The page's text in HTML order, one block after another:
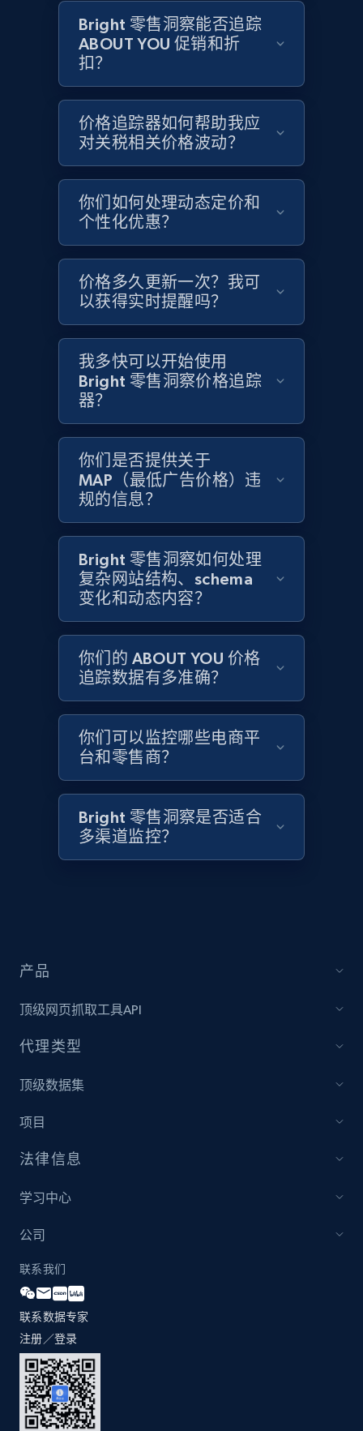
Google Shopping - collects products from
web using keywords
URL, Product id, Title, Product description,
Rating, Reviews count, Images, Variations, and
more.
2.4K+ 199+ 立即开始
Amazon products global dataset
Title, Seller name, Brand, Description, Initial
price, Currency, Availability, Reviews count, and
Amazon products global dataset - Collects
products by specific category URL
Title, Seller name, Brand, Description, Initial
price, Currency, Availability, Reviews count, and
2.1K+ 375+ 立即开始
Amazon products global dataset -
Collecting products by keyword search
Title, Seller name, Brand, Description, Initial
price, Currency, Availability, Reviews count, and
2.1K+ 375+
Amazon products global dataset - Collects
products by best sellers category URL
Amazon products global dataset - Collect
Title, Seller name, Brand, Description, Initial
more.
products from Brands URLs
Title, Seller name, Brand, Description, Initial
price, Currency, Availability, Reviews count, and
more.
2.1K+
Home Depot US
Bright 零售洞察能否追踪
ABOUT YOU 促销和折
扣？
价格追踪器如何帮助我应
对关税相关价格波动？
你们如何处理动态定价和
个性化优惠？
价格多久更新一次？我可
以获得实时提醒吗？
我多快可以开始使用
Bright 零售洞察价格追踪
器？
你们是否提供关于
MAP（最低广告价格）违
规的信息？
Bright 零售洞察如何处理
复杂网站结构、schema
变化和动态内容？
你们的 ABOUT YOU 价格
追踪数据有多准确？
你们可以监控哪些电商平
台和零售商？
Bright 零售洞察是否适合
多渠道监控？
产品
顶级网页抓取工具API
代理类型
顶级数据集
项目
法律信息
学习中心
公司
联系我们
联系数据专家
注册／登录